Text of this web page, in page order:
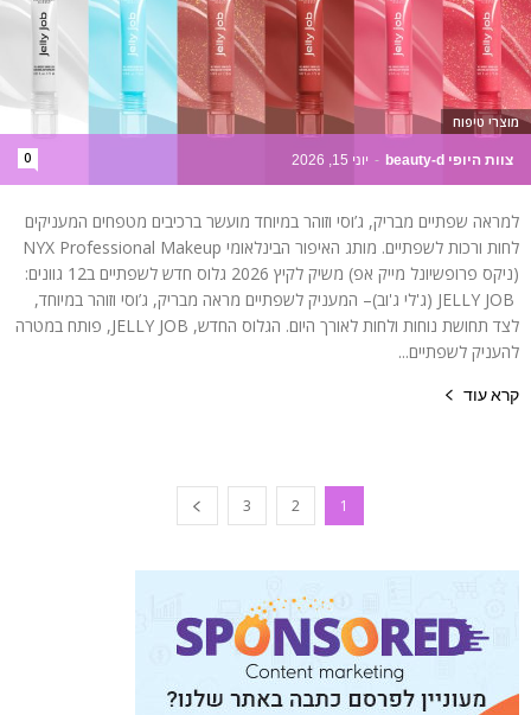
צוות היופי beauty-d - יוני 15, 2026 0
מוצרי טיפוח
למראה שפתיים מבריק, ג’וסי וזוהר במיוחד מועשר ברכיבים מטפחים המעניקים
לחות ורכות לשפתיים. מותג האיפור הבינלאומי NYX Professional Makeup
(ניקס פרופשיונל מייק אפ) משיק לקיץ 2026 גלוס חדש לשפתיים ב12 גוונים:
JELLY JOB (ג'לי ג'וב)– המעניק לשפתיים מראה מבריק, ג’וסי וזוהר במיוחד,
לצד תחושת נוחות ולחות לאורך היום. הגלוס החדש, JELLY JOB, פותח במטרה
להעניק לשפתיים...
קרא עוד
1
2
3